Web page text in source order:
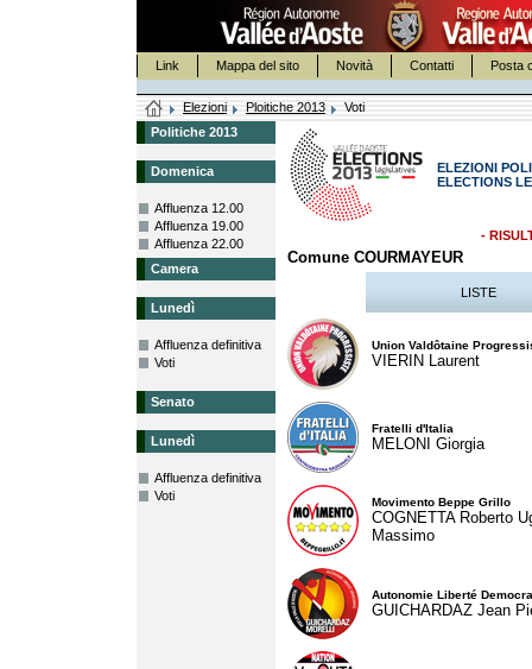
Link Mappa del sito Novità Contatti Posta
Elezioni Ploitiche 2013
Voti
Politiche 2013
Domenica
Affluenza 12.00
Affluenza 19.00
Affluenza 22.00
Camera
Lunedì
Affluenza definitiva
Voti
Senato
Lunedì
Affluenza definitiva
Voti
ELEZIONI
ELECTIONS
-
Comune COURMAYEUR
LISTE
Union Valdôtaine
VIERIN Laurent
Fratelli d'Italia
MELONI Giorgia
Movimento Beppe Grillo
COGNETTA Roberto
Massimo
Autonomie Liberté
GUICHARDAZ Jean